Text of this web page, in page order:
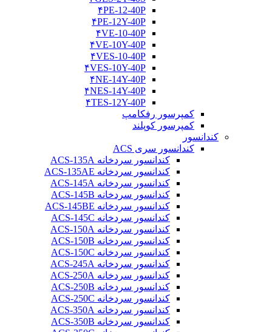
۴PE-12-40P
۴PE-12Y-40P
۴VE-10-40P
۴VE-10Y-40P
۴VES-10-40P
۴VES-10Y-40P
۴NE-14Y-40P
۴NES-14Y-40P
۴TES-12Y-40P
کمپرسور رفکامپ
کمپرسور کوپلند
کندانسور
کندانسور سری ACS
کندانسور سردخانه ACS-135A
کندانسور سردخانه ACS-135AE
کندانسور سردخانه ACS-145A
کندانسور سردخانه ACS-145B
کندانسور سردخانه ACS-145BE
کندانسور سردخانه ACS-145C
کندانسور سردخانه ACS-150A
کندانسور سردخانه ACS-150B
کندانسور سردخانه ACS-150C
کندانسور سردخانه ACS-245A
کندانسور سردخانه ACS-250A
کندانسور سردخانه ACS-250B
کندانسور سردخانه ACS-250C
کندانسور سردخانه ACS-350A
کندانسور سردخانه ACS-350B